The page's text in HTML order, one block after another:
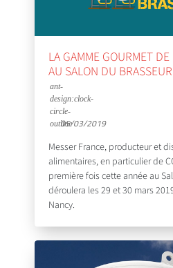
LA GAMME GOURMET DE
AU SALON DU BRASSEUR
05/03/2019
Messer France, producteur et
alimentaires, en particulier de
première fois cette année au
déroulera les 29 et 30 mars
Nancy.